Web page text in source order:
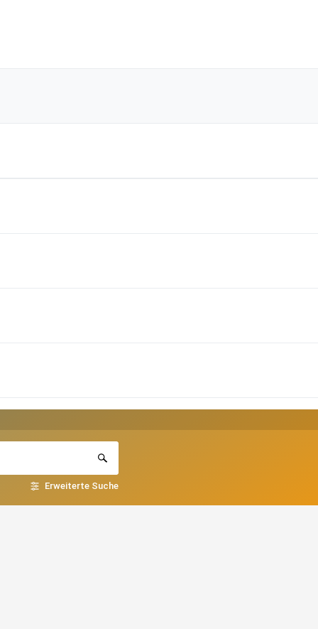
Erweiterte Suche